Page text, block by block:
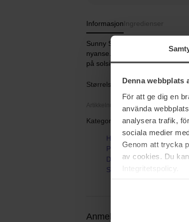
Denna webbplats
För att ge dig en
använda
analysera trafik,
sociala medier
Genom att trycka
av cookies. Du
Integritetspolicy.
Informasjon Ingredienser
Sunny Side Up er en
nyanse. En «lykketerapi» for å
på solsiden!
Størrelse: 7,5 ml
Artikkelnummer: 111378
Kategorier:
Hjem
Parfyme
Dameparfyme
Sunny Side Up
Anmeldelser (0)